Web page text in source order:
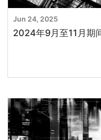
2024年9月至11月期
Jun 24, 2025